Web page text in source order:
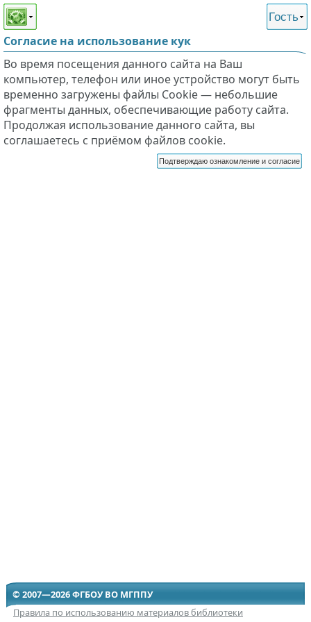
Этот сайт поддерживает
слабовидящих
Гость
Согласие на использование кук
Во время посещения данного сайта на Ваш
компьютер, телефон или иное устройство могут быть
временно загружены файлы Cookie — небольшие
фрагменты данных, обеспечивающие работу сайта.
Продолжая использование данного сайта, вы
соглашаетесь с приёмом файлов cookie.
Подтверждаю ознакомление и согласие
© 2007—2026 ФГБОУ ВО МГППУ
Правила по использованию материалов библиотеки